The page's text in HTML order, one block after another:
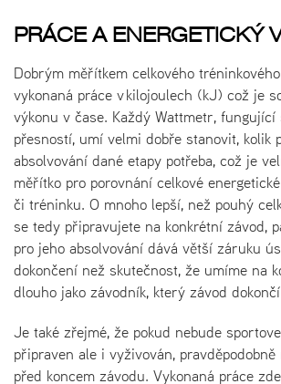
PRÁCE A ENERGETICKÝ
Dobrým měřítkem celkového
vykonaná práce v kilojoulech (kJ) což je
výkonu v čase. Každý Wattmetr, fungující
přesností, umí velmi dobře stanovit, kolik
absolvování dané etapy potřeba, což je
měřítko pro porovnání celkové
či tréninku. O mnoho lepší, než pouhý
se tedy připravujete na konkrétní závod,
pro jeho absolvování dává větší záruku
dokončení než skutečnost, že umíme na
dlouho jako závodník, který závod
Je také zřejmé, že pokud nebude
připraven ale i vyživován,
před koncem závodu. Vykonaná práce